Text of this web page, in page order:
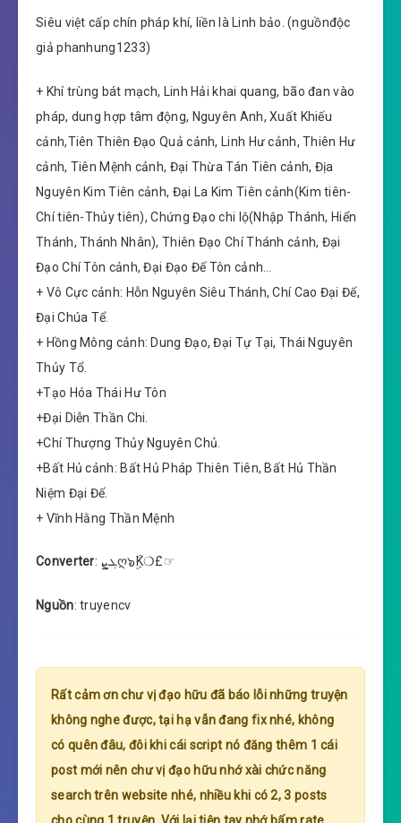
Siêu việt cấp chín pháp khí, liền là Linh bảo. (nguồnđộc
giả phanhung1233)
+ Khí trùng bát mạch, Linh Hải khai quang, bão đan vào
pháp, dung hợp tâm động, Nguyên Anh, Xuất Khiếu
cảnh,Tiên Thiên Đạo Quả cảnh, Linh Hư cảnh, Thiên Hư
cảnh, Tiên Mệnh cảnh, Đại Thừa Tán Tiên cảnh, Địa
Nguyên Kim Tiên cảnh, Đại La Kim Tiên cảnh(Kim tiên-
Chí tiên-Thủy tiên), Chứng Đạo chi lộ(Nhập Thánh, Hiển
Thánh, Thánh Nhân), Thiên Đạo Chí Thánh cảnh, Đại
Đạo Chí Tôn cảnh, Đại Đạo Đế Tôn cảnh…
+ Vô Cực cảnh: Hỗn Nguyên Siêu Thánh, Chí Cao Đại Đế,
Đại Chúa Tể.
+ Hồng Mông cảnh: Dung Đạo, Đại Tự Tại, Thái Nguyên
Thủy Tổ.
+Tạo Hóa Thái Hư Tôn
+Đại Diễn Thần Chi.
+Chí Thượng Thủy Nguyên Chủ.
+Bất Hủ cảnh: Bất Hủ Pháp Thiên Tiên, Bất Hủ Thần
Niệm Đại Đế.
+ Vĩnh Hằng Thần Mệnh
Converter : ܓܨღ๖ۣۜK❍£☞
Nguồn: truyencv
Rất cảm ơn chư vị đạo hữu đã báo lỗi những truyện
không nghe được, tại hạ vẫn đang fix nhé, không
có quên đâu, đôi khi cái script nó đăng thêm 1 cái
post mới nên chư vị đạo hữu nhớ xài chức năng
search trên website nhé, nhiều khi có 2, 3 posts